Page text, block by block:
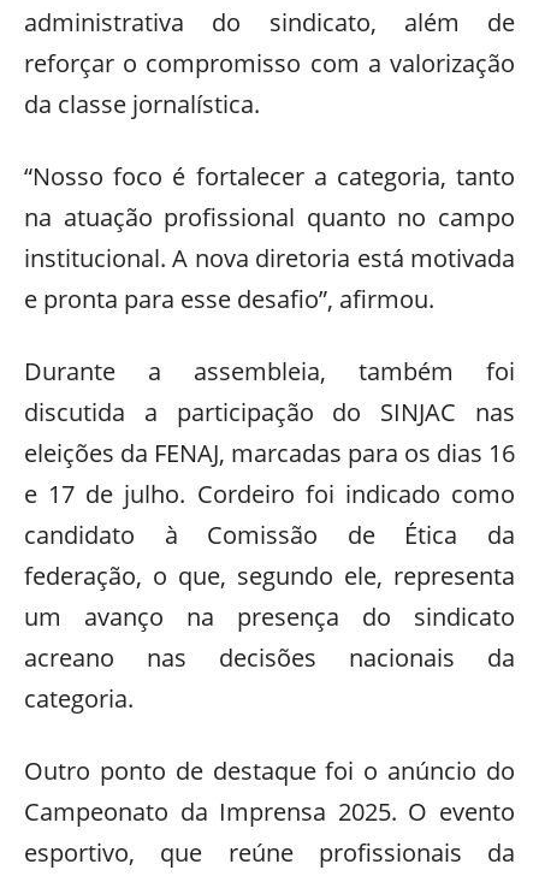
administrativa do sindicato, além de
reforçar o compromisso com a valorização
da classe jornalística.
“Nosso foco é fortalecer a categoria, tanto
na atuação profissional quanto no campo
institucional. A nova diretoria está motivada
e pronta para esse desafio”, afirmou.
Durante a assembleia, também foi
discutida a participação do SINJAC nas
eleições da FENAJ, marcadas para os dias 16
e 17 de julho. Cordeiro foi indicado como
candidato à Comissão de Ética da
federação, o que, segundo ele, representa
um avanço na presença do sindicato
acreano nas decisões nacionais da
categoria.
Outro ponto de destaque foi o anúncio do
Campeonato da Imprensa 2025. O evento
esportivo, que reúne profissionais da